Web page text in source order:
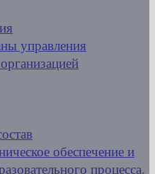
управления
обеспечение и
процесса.